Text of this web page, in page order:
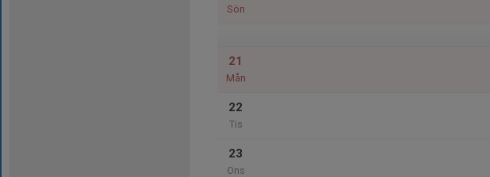
Sön
21
Mån
22
Tis
23
Ons